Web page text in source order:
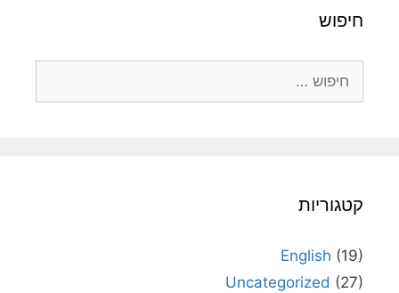
חיפוש
קטגוריות
English (19)
Uncategorized (27)